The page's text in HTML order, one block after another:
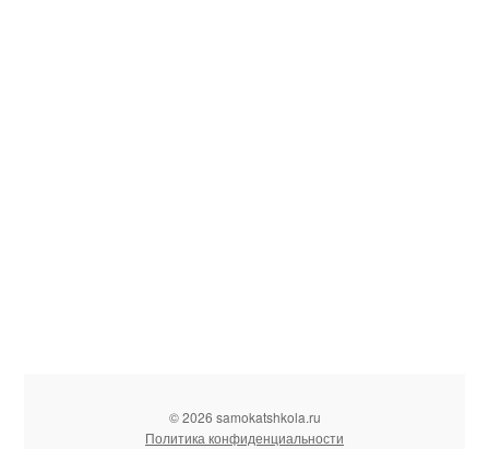
© 2026 samokatshkola.ru
Политика конфиденциальности